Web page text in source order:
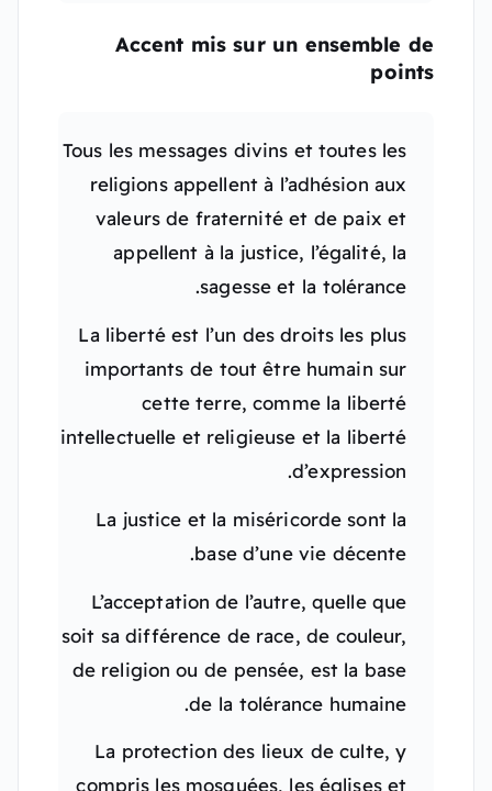
Accent mis sur un ensemble de
points
Tous les messages divins et toutes les
religions appellent à l’adhésion aux
valeurs de fraternité et de paix et
appellent à la justice, l’égalité, la
sagesse et la tolérance.
La liberté est l’un des droits les plus
importants de tout être humain sur
cette terre, comme la liberté
intellectuelle et religieuse et la liberté
d’expression.
La justice et la miséricorde sont la
base d’une vie décente.
L’acceptation de l’autre, quelle que
soit sa différence de race, de couleur,
de religion ou de pensée, est la base
de la tolérance humaine.
La protection des lieux de culte, y
compris les mosquées, les églises et